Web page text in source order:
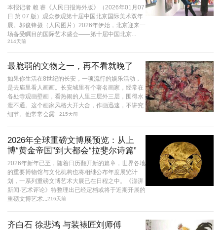
本报记者 赖 睿《人民日报海外版》（2026年01月07
日 第 07 版）观众参观第十届中国北京国际美术双年
展。郭俊锋摄（人民图片）2026年伊始，北京迎来一
场备受瞩目的国际艺术盛会——第十届中国北京...
214天前
最脆弱的文物之一，再不看就晚了
如果你生活在8世纪的长安，一项流行的娱乐活动，
是去庙里看人画画。长安城里有个著名画家，经常在
各处寺观画壁画，看热闹的人里三层外三层，围得水
泄不通。这个画家风格大开大合，作画迅速，不讲究
细节。他常常会露...
215天前
2026年全球重磅文博展预览：从上
博“黄金帝国”到大都会“拉斐尔诗篇”
2026年新年已至，随着日历翻开新的篇章，世界各地
的重要博物馆与文化机构也将相继公布年度展览计
划，一系列重磅文博艺术大展已在日程之中。《澎湃
新闻·艺术评论》特整理出已经定档或将于近期开展的
重磅文博艺术...
216天前
齐白石 徐悲鸿 与装裱匠刘师傅